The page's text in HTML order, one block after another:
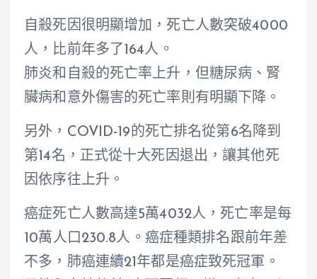
自殺死因很明顯增加，死亡人數突破4000
人，比前年多了164人。
肺炎和自殺的死亡率上升，但糖尿病、腎
臟病和意外傷害的死亡率則有明顯下降。
另外，COVID-19的死亡排名從第6名降到
第14名，正式從十大死因退出，讓其他死
因依序往上升。
癌症死亡人數高達5萬4032人，死亡率是每
10萬人口230.8人。癌症種類排名跟前年差
不多，肺癌連續21年都是癌症致死冠軍。